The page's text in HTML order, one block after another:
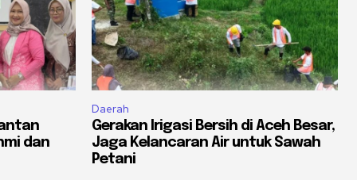
dan
Daerah
Gerakan Irigasi Bersih di Aceh Besar,
Jaga Kelancaran Air untuk Sawah
Petani